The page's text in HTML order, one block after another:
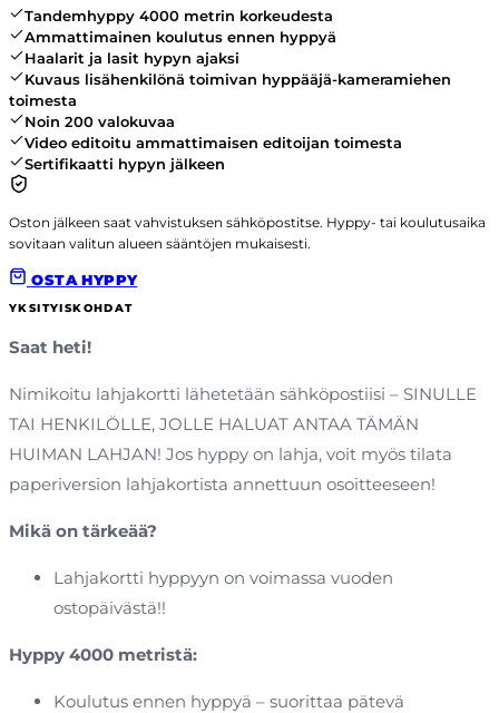
Tandemhyppy 4000 metrin korkeudesta
Ammattimainen koulutus ennen hyppyä
Haalarit ja lasit hypyn ajaksi
Kuvaus lisähenkilönä toimivan hyppääjä-kameramiehen
toimesta
Noin 200 valokuvaa
Video editoitu ammattimaisen editoijan toimesta
Sertifikaatti hypyn jälkeen
Oston jälkeen saat vahvistuksen sähköpostitse. Hyppy- tai koulutusaika
sovitaan valitun alueen sääntöjen mukaisesti.
OSTA HYPPY
YKSITYISKOHDAT
Saat heti!
Nimikoitu lahjakortti lähetetään sähköpostiisi – SINULLE
TAI HENKILÖLLE, JOLLE HALUAT ANTAA TÄMÄN
HUIMAN LAHJAN! Jos hyppy on lahja, voit myös tilata
paperiversion lahjakortista annettuun osoitteeseen!
Mikä on tärkeää?
Lahjakortti hyppyyn on voimassa vuoden
ostopäivästä!!
Hyppy 4000 metristä:
Koulutus ennen hyppyä – suorittaa pätevä